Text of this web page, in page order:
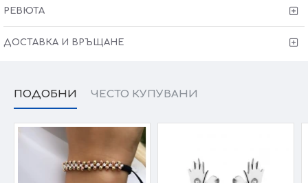
РЕВЮТА
ДОСТАВКА И ВРЪЩАНЕ
ПОДОБНИ ЧЕСТО КУПУВАНИ